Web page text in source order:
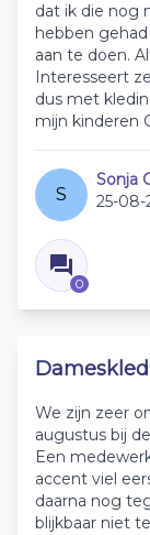
dat ik die nog
hebben
aan te doen.
Interesseert
dus met
mijn kinderen
S
Sonja
25-08-
0
We zijn zeer
augustus bij
Een
accent viel
daarna nog
blijkbaar niet